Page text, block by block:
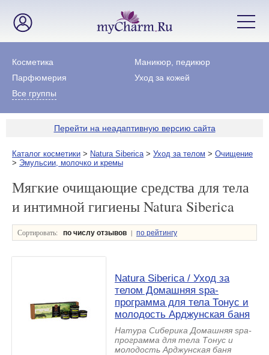
Косметика
Маникюр, педикюр
Парфюмерия
Уход за кожей
Все группы
Перейти на неадаптивную версию сайта
Каталог косметики > Natura Siberica> Уход за телом > Очищение
> Эмульсии, молочко и кремы
Мягкие очищающие средства для тела
и интимной гигиены Natura Siberica
Сортировать: по числу отзывов | по рейтингу
Natura Siberica / Уход за
телом Домашняя spa-
программа для тела Тонус и
молодость Арджунская баня
Натура Сиберика Домашняя spa-
программа для тела Тонус и
молодость Арджунская баня